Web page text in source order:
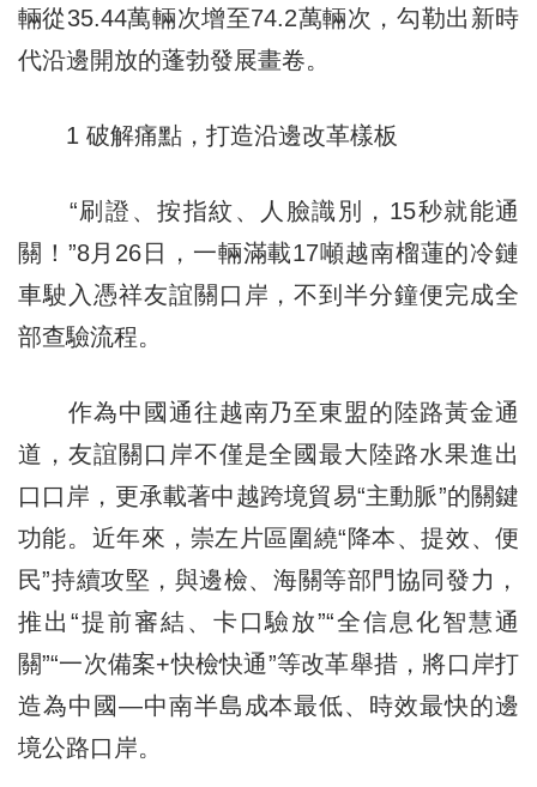
輛從35.44萬輛次增至74.2萬輛次，勾勒出新時
代沿邊開放的蓬勃發展畫卷。
1 破解痛點，打造沿邊改革樣板
“刷證、按指紋、人臉識別，15秒就能通
關！”8月26日，一輛滿載17噸越南榴蓮的冷鏈
車駛入憑祥友誼關口岸，不到半分鐘便完成全
部查驗流程。
作為中國通往越南乃至東盟的陸路黃金通
道，友誼關口岸不僅是全國最大陸路水果進出
口口岸，更承載著中越跨境貿易“主動脈”的關鍵
功能。近年來，崇左片區圍繞“降本、提效、便
民”持續攻堅，與邊檢、海關等部門協同發力，
推出“提前審結、卡口驗放”“全信息化智慧通
關”“一次備案+快檢快通”等改革舉措，將口岸打
造為中國—中南半島成本最低、時效最快的邊
境公路口岸。